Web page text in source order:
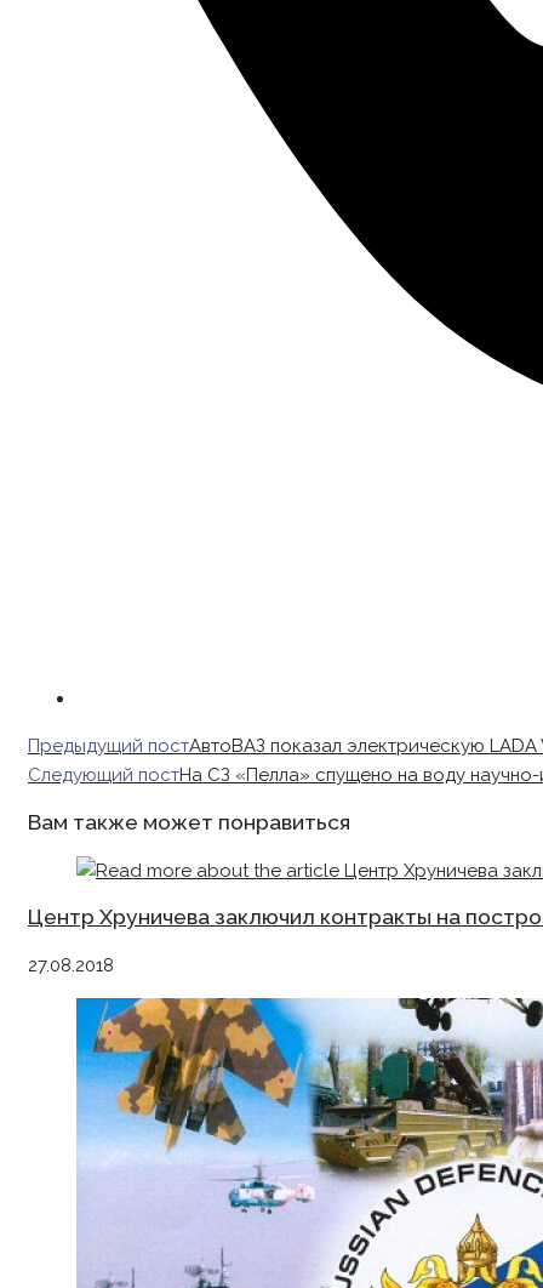
Read
more
Предыдущий постАвтоВАЗ показал электрическую LADA
Следующий постНа СЗ «Пелла» спущено на воду
Вам также может понравиться
Центр Хруничева заключил контракты на
27.08.2018